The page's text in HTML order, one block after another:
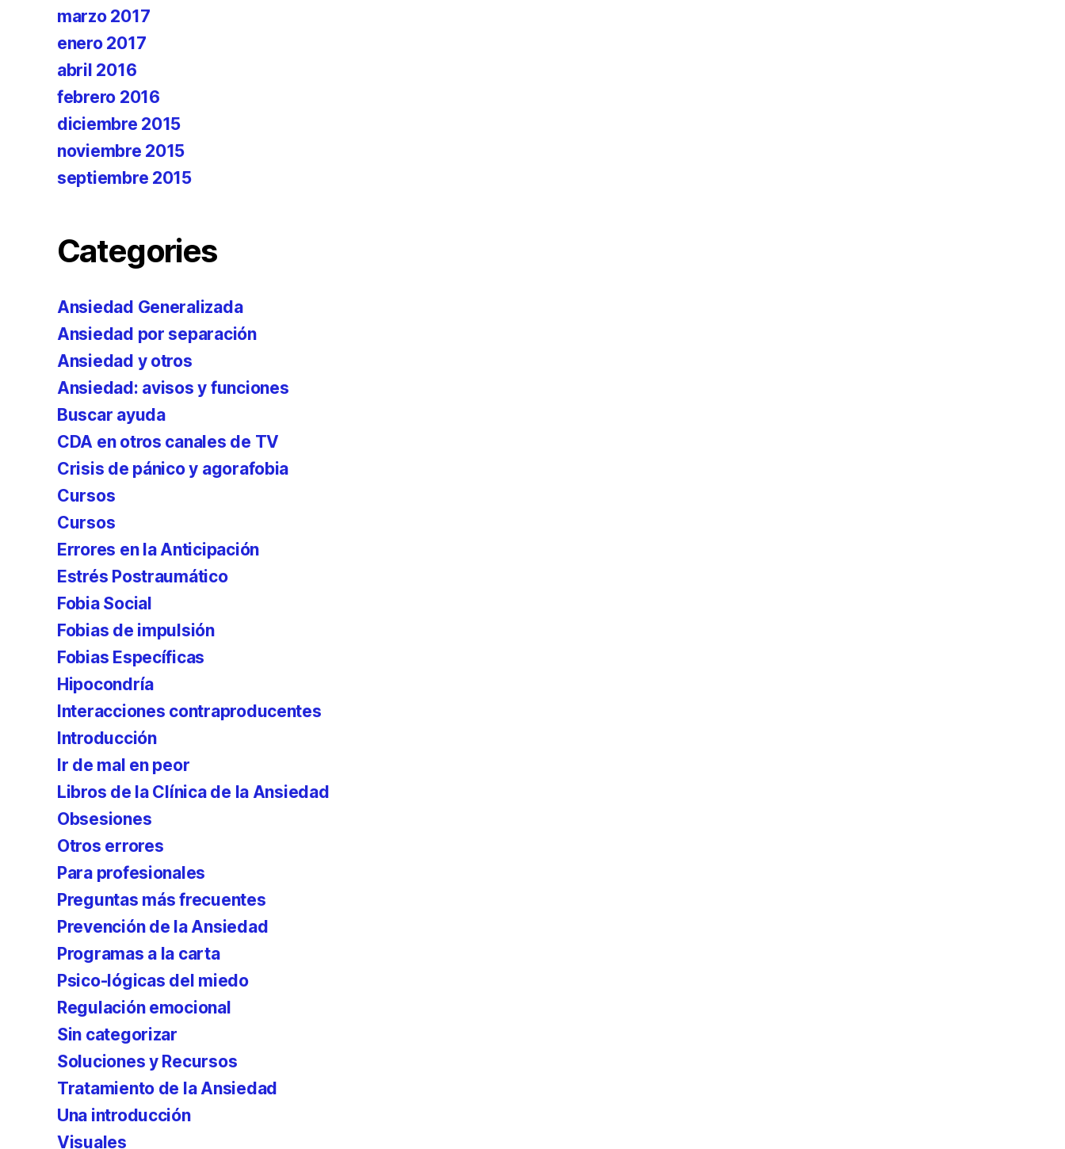
marzo 2017
enero 2017
abril 2016
febrero 2016
diciembre 2015
noviembre 2015
septiembre 2015
Categories
Ansiedad Generalizada
Ansiedad por separación
Ansiedad y otros
Ansiedad: avisos y funciones
Buscar ayuda
CDA en otros canales de TV
Crisis de pánico y agorafobia
Cursos
Cursos
Errores en la Anticipación
Estrés Postraumático
Fobia Social
Fobias de impulsión
Fobias Específicas
Hipocondría
Interacciones contraproducentes
Introducción
Ir de mal en peor
Libros de la Clínica de la Ansiedad
Obsesiones
Otros errores
Para profesionales
Preguntas más frecuentes
Prevención de la Ansiedad
Programas a la carta
Psico-lógicas del miedo
Regulación emocional
Sin categorizar
Soluciones y Recursos
Tratamiento de la Ansiedad
Una introducción
Visuales